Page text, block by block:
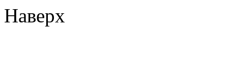
Наверх